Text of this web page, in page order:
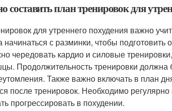
план тренировок для
для утреннего похудения важно
с разминки, чтобы подготовить
чередовать кардио и силовые
Продолжительность тренировки должна
Также важно включать в план
после тренировок. Необходимо
прогрессировать в похудении.